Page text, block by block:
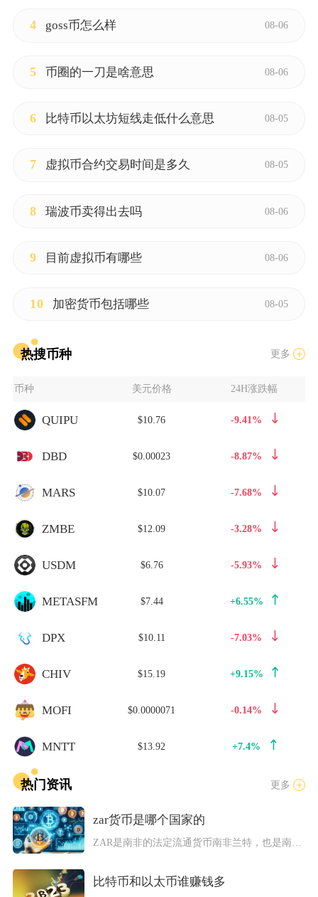
4 goss币怎么样 08-06
5 币圈的一刀是啥意思 08-06
6 比特币以太坊短线走低什么意思 08-05
7 虚拟币合约交易时间是多久 08-05
8 瑞波币卖得出去吗 08-06
9 目前虚拟币有哪些 08-06
10 加密货币包括哪些 08-05
热搜币种 更多
币种 美元价格 24H涨跌幅
QUIPU $10.76 -9.41%
DBD $0.00023 -8.87%
MARS $10.07 -7.68%
ZMBE $12.09 -3.28%
USDM $6.76 -5.93%
METASFM $7.44 +6.55%
DPX $10.11 -7.03%
CHIV $15.19 +9.15%
MOFI $0.0000071 -0.14%
MNTT $13.92 +7.4%
热门资讯 更多
zar货币是哪个国家的
ZAR是南非的法定流通货币南非兰特，也是南部非洲多国通用的区...
比特币和以太币谁赚钱多